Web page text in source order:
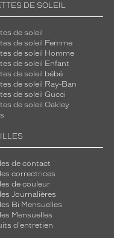
DE SOLEIL
de soleil
de soleil Femme
de soleil Homme
de soleil Enfant
de soleil bébé
de soleil Ray-Ban
de soleil Gucci
de soleil Oakley
de contact
correctrices
de couleur
Journalières
Bi Mensuelles
Mensuelles
d'entretien